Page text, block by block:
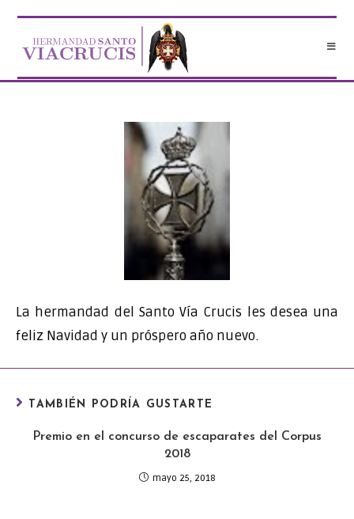
contenido
La hermandad del Santo Vía Crucis les desea una
feliz Navidad y un próspero año nuevo.
TAMBIÉN PODRÍA GUSTARTE
Premio en el concurso de escaparates del Corpus
2018
mayo 25, 2018